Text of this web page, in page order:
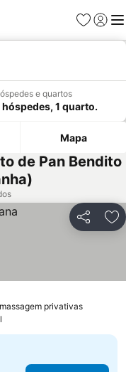
Favoritos
Iniciar
e quartos
hóspedes, 1 quarto.
Mapa
de Pan Bendito
Partilhar
privativasVer